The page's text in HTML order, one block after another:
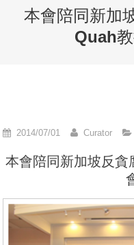
本會陪同新加
Quah
2014/07/01 Curator
本會陪同新加坡反